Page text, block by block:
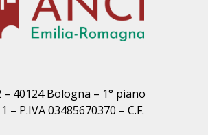
40124 Bologna – 1° piano
– P.IVA 03485670370 – C.F.